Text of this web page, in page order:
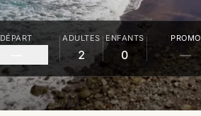
DÉPART ADULTES
2
ENFANTS
0
PROMO